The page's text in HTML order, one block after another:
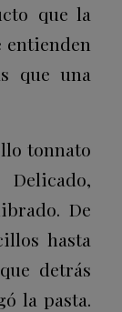
que la
entienden
que una
tonnato
De
hasta
detrás
la pasta.